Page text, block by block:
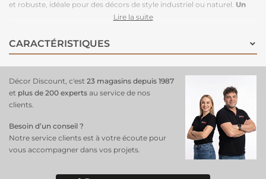
et robuste, idéale pour des décors de style industriel ou naturel. Un
revêtement mural parfait pour un salon
tout en conservant un aspect moderne. Sa composition intissée
permet une pose facile et rapide, tout en assurant une bonne
choix pour ceux qui souhaitent allier élégance et caractère dans leur
Lire la suite
CARACTÉRISTIQUES
Décor Discount, c'est 23 magasins depuis 1987
et plus de 200 experts au service de nos
clients.
Besoin d’un conseil ?
Notre service clients est à votre écoute pour
vous accompagner dans vos projets.